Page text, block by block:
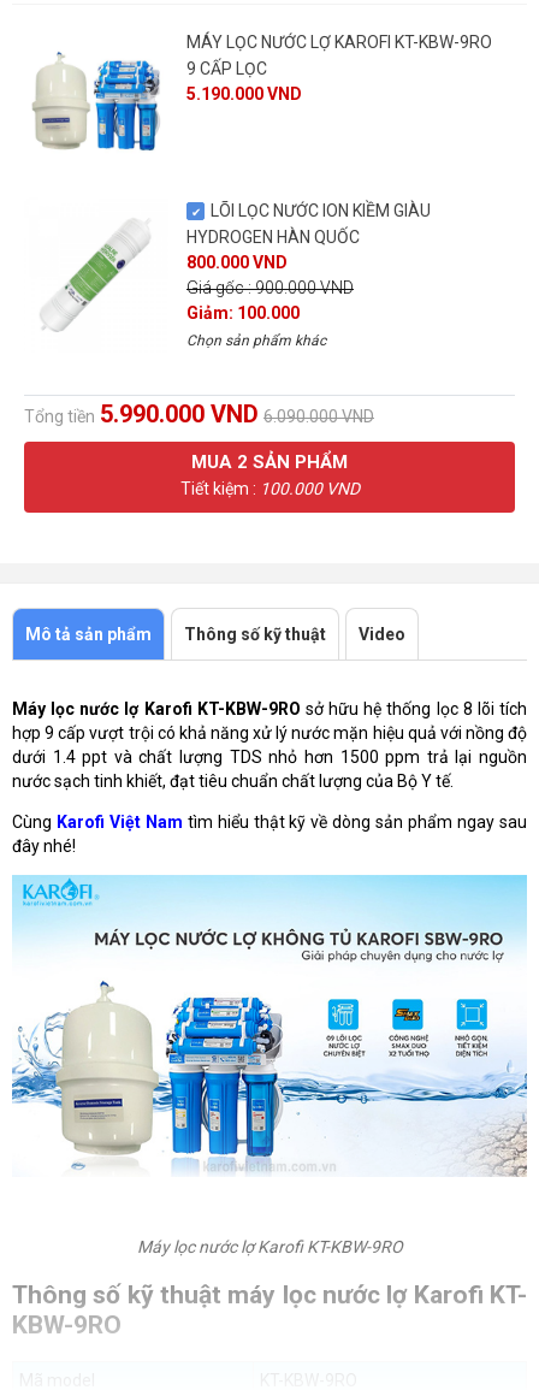
MÁY LỌC NƯỚC LỢ KAROFI KT-KBW-9RO
9 CẤP LỌC
5.190.000 VND
LÕI LỌC NƯỚC ION KIỀM GIÀU
HYDROGEN HÀN QUỐC
800.000 VND
Giá gốc : 900.000 VND
Giảm: 100.000
Chọn sản phẩm khác
Tổng tiền 5.990.000 VND 6.090.000 VND
MUA 2 SẢN PHẨM
Tiết kiệm : 100.000 VND
Mô tả sản phẩm Thông số kỹ thuật Video
Máy lọc nước lợ Karofi KT-KBW-9RO sở hữu hệ thống lọc 8 lõi tích
hợp 9 cấp vượt trội có khả năng xử lý nước mặn hiệu quả với nồng độ
dưới 1.4 ppt và chất lượng TDS nhỏ hơn 1500 ppm trả lại nguồn
nước sạch tinh khiết, đạt tiêu chuẩn chất lượng của Bộ Y tế.
Cùng Karofi Việt Nam tìm hiểu thật kỹ về dòng sản phẩm ngay sau
đây nhé!
Máy lọc nước lợ Karofi KT-KBW-9RO
Thông số kỹ thuật máy lọc nước lợ Karofi KT-
KBW-9RO